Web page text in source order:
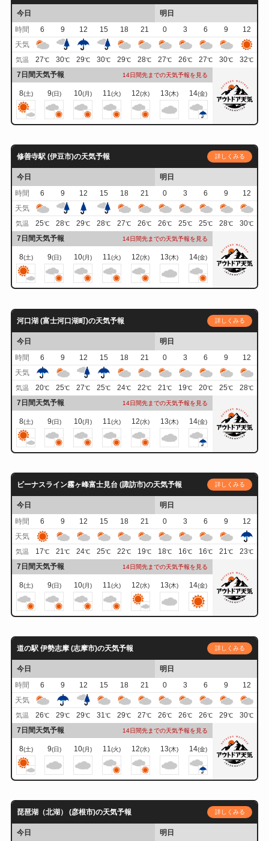
今日
明日
時間
6 9 12 15 18 21 0 3 6 9
12
天気
気温 27℃ 30℃ 29℃ 30℃ 29℃ 28℃ 27℃ 26℃ 27℃ 30℃ 32℃
7日間天気予報 14日間先までの天気予報を見る
8(土) 9(日) 10(月) 11(火) 12(水) 13(木) 14(金)
修善寺駅 (伊豆市)の天気予報 詳しくみる
今日
明日
時間
6 9 12 15 18 21 0 3 6 9
12
天気
気温 25℃ 28℃ 29℃ 28℃ 27℃ 26℃ 26℃ 25℃ 25℃ 28℃ 30℃
7日間天気予報 14日間先までの天気予報を見る
8(土) 9(日) 10(月) 11(火) 12(水) 13(木) 14(金)
河口湖 (富士河口湖町)の天気予報 詳しくみる
今日
明日
時間
6 9 12 15 18 21 0 3 6 9
12
天気
気温 20℃ 25℃ 27℃ 25℃ 24℃ 22℃ 21℃ 19℃ 20℃ 25℃ 28℃
7日間天気予報 14日間先までの天気予報を見る
8(土) 9(日) 10(月) 11 (火) 12(水) 13(木) 14(金)
ビーナスライン霧ヶ峰富士見台 (諏訪市)の天気予報 詳しくみる
今日
明日
時間
6 9 12 15 18 21 0 3 6 9
12
天気
気温 17℃ 21℃ 24℃ 25℃ 22℃ 19℃ 18℃ 16℃ 16℃ 21℃ 23℃
7日間天気予報 14日間先までの天気予報を見る
8(土) 9(日) 10(月) 11(火) 12(水) 13(木) 14(金)
道の駅 伊勢志摩 (志摩市)の天気予報 詳しくみる
今日
明日
時間
6 9 12 15 18 21 0 3 6 9
12
天気
気温 26℃ 29℃ 29℃ 31℃ 29℃ 27℃ 26℃ 26℃ 26℃ 29℃ 30℃
7日間天気予報 14日間先までの天気予報を見る
8(土) 9(日) 10(月) 11(火) 12(水) 13(木) 14(金)
琵琶湖（北湖） (彦根市)の天気予報 詳しくみる
今日
明日